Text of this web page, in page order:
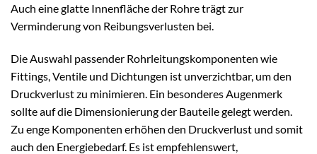
Auch eine glatte Innenfläche der Rohre trägt zur
Verminderung von Reibungsverlusten bei.
Die Auswahl passender Rohrleitungskomponenten wie
Fittings, Ventile und Dichtungen ist unverzichtbar, um den
Druckverlust zu minimieren. Ein besonderes Augenmerk
sollte auf die Dimensionierung der Bauteile gelegt werden.
Zu enge Komponenten erhöhen den Druckverlust und somit
auch den Energiebedarf. Es ist empfehlenswert,